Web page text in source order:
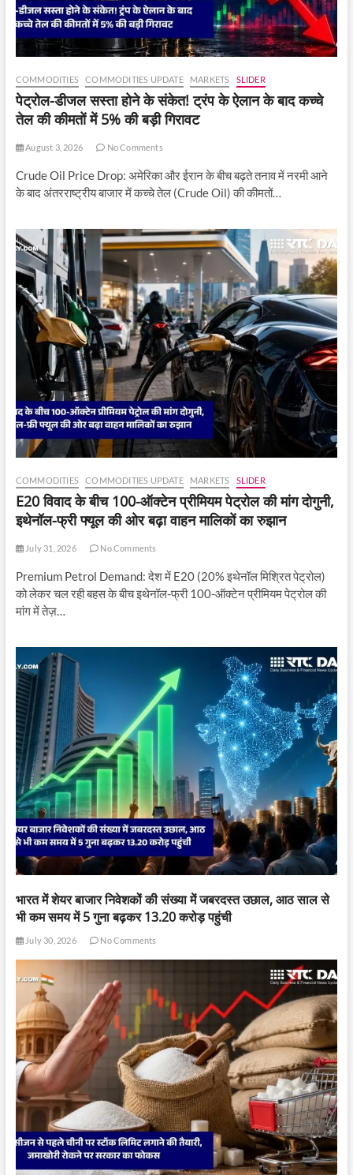
COMMODITIES COMMODITIES UPDATE MARKETS SLIDER
पेट्रोल-डीजल सस्ता होने के संकेत! ट्रंप के ऐलान के बाद कच्चे
तेल की कीमतों में 5% की बड़ी गिरावट
August 3, 2026 No Comments
Crude Oil Price Drop: अमेरिका और ईरान के बीच बढ़ते तनाव में नरमी आने
के बाद अंतरराष्ट्रीय बाजार में कच्चे तेल (Crude Oil) की कीमतों…
COMMODITIES COMMODITIES UPDATE MARKETS SLIDER
E20 विवाद के बीच 100-ऑक्टेन प्रीमियम पेट्रोल की मांग दोगुनी,
इथेनॉल-फ्री फ्यूल की ओर बढ़ा वाहन मालिकों का रुझान
July 31, 2026 No Comments
Premium Petrol Demand: देश में E20 (20% इथेनॉल मिश्रित पेट्रोल)
को लेकर चल रही बहस के बीच इथेनॉल-फ्री 100-ऑक्टेन प्रीमियम पेट्रोल की
मांग में तेज़…
भारत में शेयर बाजार निवेशकों की संख्या में जबरदस्त उछाल, आठ साल से
भी कम समय में 5 गुना बढ़कर 13.20 करोड़ पहुंची
July 30, 2026 No Comments